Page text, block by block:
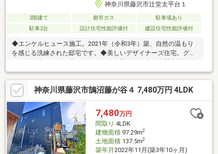
神奈川県藤沢市辻堂太平台１
2階建て 都市ガス
駐車場あり
駐車2台
設計住宅性能評価付 建設住宅性能評価付
◆エンケルヒュース施工。2021年（令和3年）築、自然の温もり
を感じる洗練された邸宅です。◆美しいデザイナーズ住宅。グレ
遊び心ある開放的な間取り。20.5帖のLDK、3.9帖の遊び心ある中2
階はワークスペースとしても◎◆こだわりが詰まった造作アイラ
ンドキッチンや造作洗面台を完備。◆リビングと繋がるウッドデ
ッキ、2台分のカースペースあり！◆湘南T-SITE、辻堂小学校、
八部公園など徒歩10分圏内に揃う好立地。
神奈川県藤沢市鵠沼藤が谷４ 7,480万円 4LDK
7,480万円
間取り 4LDK
建物面積97.29m2
土地面積137.5m2
築年月 2022年11月(築3年10ヶ月)